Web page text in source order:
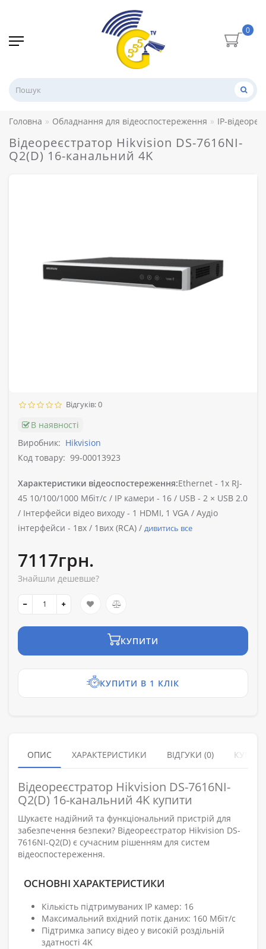
0
Головна Обладнання для відеоспостереження IP-
Відеореєстратор Hikvision DS-7616NI-
Q2(D) 16-канальний 4K
Відгуків: 0
В наявності
Виробник: Hikvision
Код товару: 99-00013923
Характеристики відеоспостереження:Ethernet - 1х RJ-
45 10/100/1000 Мбіт/с / IP камери - 16 / USB - 2 × USB 2.0
/ Інтерфейси відео виходу - 1 HDMI, 1 VGA / Аудіо
інтерфейси - 1вх / 1вих (RCA) / дивитись все
7117грн.
Знайшли дешевше?
КУПИТИ
КУПИТИ В 1 КЛІК
ОПИС ХАРАКТЕРИСТИКИ ВІДГУКИ (0)
Відеореєстратор Hikvision DS-7616NI-
Q2(D) 16-канальний 4K купити
Шукаєте надійний та функціональний пристрій для
забезпечення безпеки? Відеореєстратор Hikvision DS-
7616NI-Q2(D) є сучасним рішенням для систем
відеоспостереження.
ОСНОВНІ ХАРАКТЕРИСТИКИ
Кількість підтримуваних IP камер: 16
Максимальний вхідний потік даних: 160 Мбіт/с
Підтримка запису відео у високій роздільній
здатності 4K